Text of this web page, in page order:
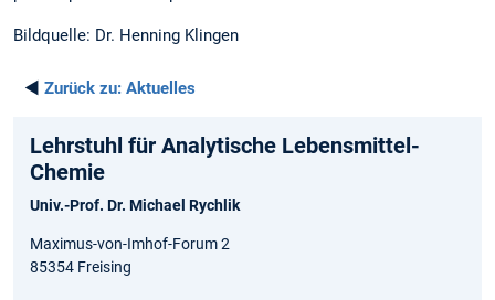
Bildquelle: Dr. Henning Klingen
◄ Zurück zu: Aktuelles
Lehrstuhl für Analytische Lebensmittel-
Chemie
Univ.-Prof. Dr. Michael Rychlik
Maximus-von-Imhof-Forum 2
85354 Freising